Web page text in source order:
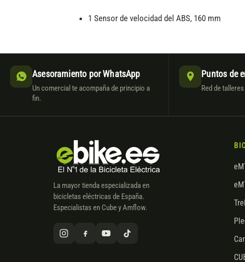
1 Sensor de velocidad del ABS, 160 mm
Asesoramiento por WhatsApp
Un comercial te acompaña de principio a
fin.
Puntos de
Red de
La mayor tienda especializada en
bicicletas eléctricas de España.
Especialistas en Cube y Amflow.